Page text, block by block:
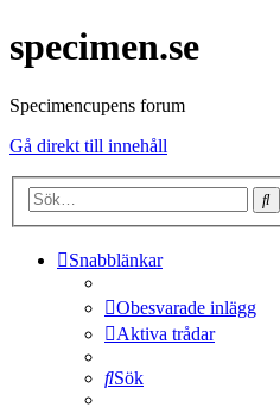
specimen.se
Specimencupens forum
Gå direkt till innehåll
Snabblänkar
Obesvarade inlägg
Aktiva trådar
Sök